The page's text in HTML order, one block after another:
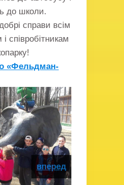
до школи.
справи всім
співробітникам
«Фельдман-
вперед